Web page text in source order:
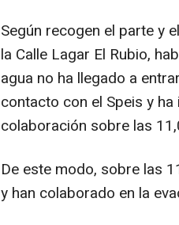
Según recogen el parte y
la Calle Lagar El Rubio,
agua no ha llegado a
contacto con el Speis y
colaboración sobre las
De este modo, sobre las
y han colaborado en la